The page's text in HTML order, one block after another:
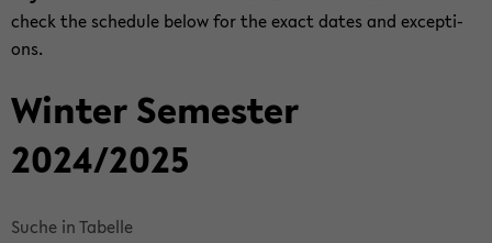
check the sche­du­le below for the exact dates and ex­cep­ti­
ons.
Win­ter Se­mes­ter
2024/2025
Suche in Tabelle